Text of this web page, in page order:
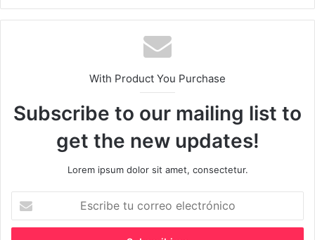
With Product You Purchase
Subscribe to our mailing list to
get the new updates!
Lorem ipsum dolor sit amet, consectetur.
correo